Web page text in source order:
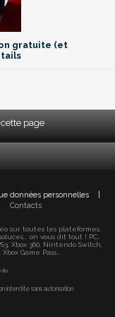
gratuite (et
page
données personnelles
Contacts
sur toutes les plateformes.
on vous dit tout ! PC,
Xbox 360, Nintendo Switch,
Game Pass...
sans autorisation.